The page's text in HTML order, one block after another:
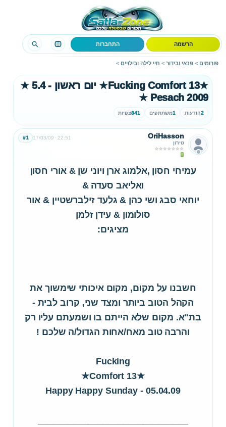
הרשמה התחברות
פורומים > פנאי ובידור > חיי לילה ובילויים >
★Fucking Comfort 13★ יום ראשון - 5.4 ★
Pesach 2009 ★
2הודעות 1משתתפים 841צפיות
OriHasson
טירון
17/03/09 22:51
#1
עמיחי חסון ,אלמוג ארן ויוני שן & אורי חסון
ואליאב סעדה &
יוחאי סבג ושי כהן & גלעד זילברשטיין & אור
סולומון & עידן זלמן
מציגים:
חשבנו על מקום, מקום איכותי שימשוך את
הקהל הטוב ביותר ומצד שני, קרוב לבית -
בת"א. מקום שלא הייתם בו ושמעתם עליו רק
והרבה טוב מאח/אחות הגדול/ה שלכם !
Fucking
★Comfort 13★
Happy Happy Sunday - 05.04.09